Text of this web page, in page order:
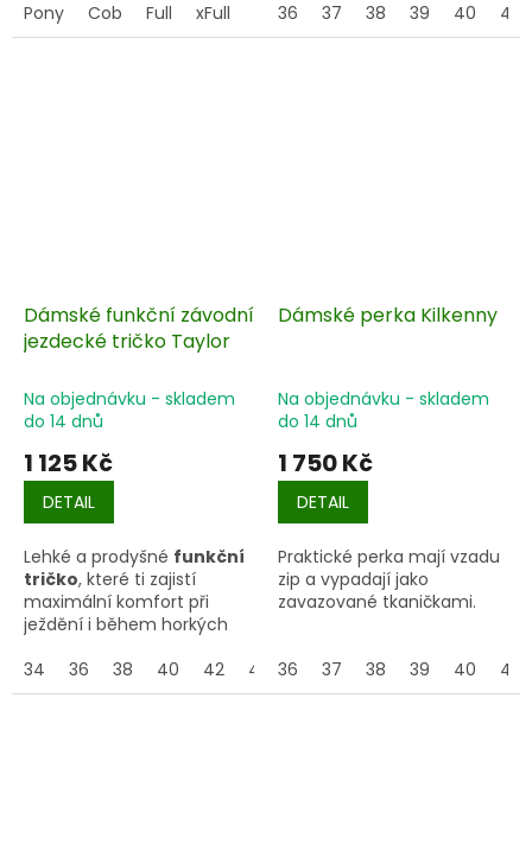
Pony Cob Full xFull
pro snadné nazouvaní a
vyzouvání.
36 37 38 39 40 41
Dámské funkční závodní
jezdecké tričko Taylor
Na objednávku - skladem
do 14 dnů
1 125 Kč
DETAIL
Lehké a prodyšné funkční
tričko, které ti zajistí
maximální komfort při
ježdění i během horkých
34
36 38 40 42 44
Dámské perka Kilkenny
Na objednávku - skladem
do 14 dnů
1 750 Kč
DETAIL
Praktické perka mají vzadu
zip a vypadají jako
zavazované tkaničkami.
36 37 38 39 40 41